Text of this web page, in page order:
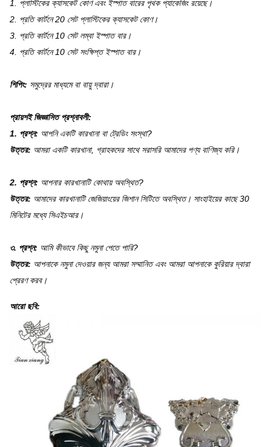
1. প্লাস্টিকের ক্যাসকেট কোণ এবং ইস্পাত বারের পৃথক প্যাকেজিং রয়েছে।
2. প্রতি কার্টনে 20 সেট প্লাস্টিকের ক্যাসকেট কোণ।
3. প্রতি কার্টনে 10 সেট লম্বা ইস্পাত বার।
4. প্রতি কার্টনে 10 সেট সংক্ষিপ্ত ইস্পাত বার।
শিপিং: সমুদ্রের মাধ্যমে বা বায়ু দ্বারা।
প্রায়শই জিজ্ঞাসিত প্রশ্নাবলী:
1. প্রশ্ন: আপনি একটি কারখানা বা ট্রেডিং সংস্থা?
উত্তর: আমরা একটি কারখানা, গ্রাহকদের সাথে সরাসরি আমাদের পণ্য বাণিজ্য করি।
2. প্রশ্ন: আপনার কারখানাটি কোথায় অবস্থিত?
উত্তর: আমাদের কারখানাটি জেজিয়াংয়ের জিশান সিটিতে অবস্থিত। সাংহাইয়ের কাছে 30
মিনিটের মধ্যে সিএইচআর।
৩. প্রশ্ন: আমি কীভাবে কিছু নমুনা পেতে পারি?
উত্তর: আপনাকে নমুনা দেওয়ার জন্য আমরা সম্মানিত এবং আমরা আপনাকে কুরিয়ার দ্বারা
প্রেরণ করব।
আরো ছবি: